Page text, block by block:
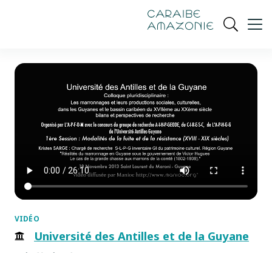
Ouvrir
VIDÉO
Université des Antilles et de la Guyane